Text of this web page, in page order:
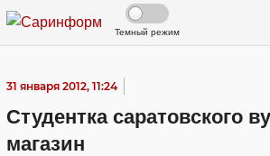
Темный режим
31 января 2012, 11:24
Студентка саратовского
магазин